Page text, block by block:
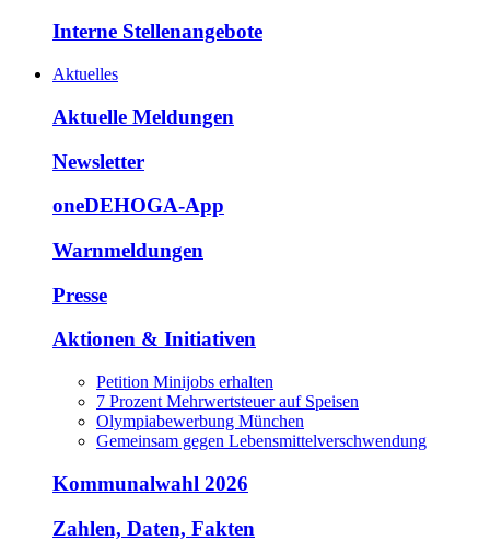
Interne Stellenangebote
Aktuelles
Aktuelle Meldungen
Newsletter
oneDEHOGA-App
Warnmeldungen
Presse
Aktionen & Initiativen
Petition Minijobs erhalten
7 Prozent Mehrwertsteuer auf Speisen
Olympiabewerbung München
Gemeinsam gegen Lebensmittelverschwendung
Kommunalwahl 2026
Zahlen, Daten, Fakten